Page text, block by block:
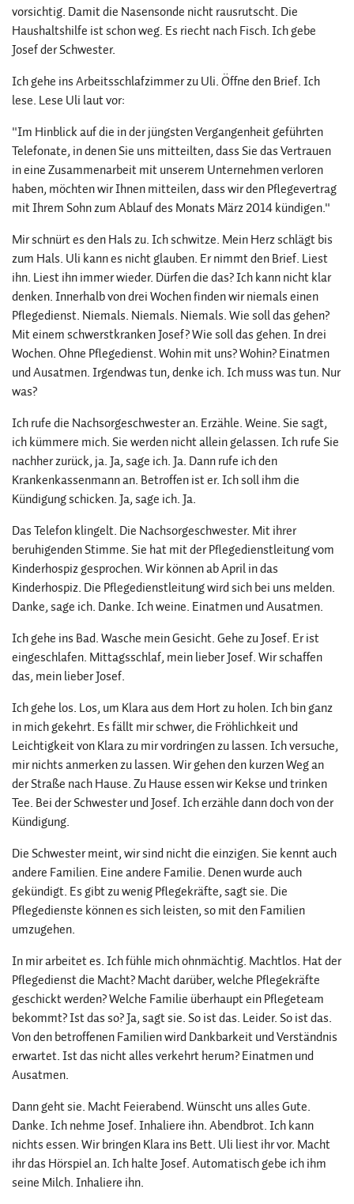
vorsichtig. Damit die Nasensonde nicht rausrutscht. Die
Haushaltshilfe ist schon weg. Es riecht nach Fisch. Ich gebe
Josef der Schwester.
Ich gehe ins Arbeitsschlafzimmer zu Uli. Öffne den Brief. Ich
lese. Lese Uli laut vor:
"Im Hinblick auf die in der jüngsten Vergangenheit geführten
Telefonate, in denen Sie uns mitteilten, dass Sie das Vertrauen
in eine Zusammenarbeit mit unserem Unternehmen verloren
haben, möchten wir Ihnen mitteilen, dass wir den Pflegevertrag
mit Ihrem Sohn zum Ablauf des Monats März 2014 kündigen."
Mir schnürt es den Hals zu. Ich schwitze. Mein Herz schlägt bis
zum Hals. Uli kann es nicht glauben. Er nimmt den Brief. Liest
ihn. Liest ihn immer wieder. Dürfen die das? Ich kann nicht klar
denken. Innerhalb von drei Wochen finden wir niemals einen
Pflegedienst. Niemals. Niemals. Niemals. Wie soll das gehen?
Mit einem schwerstkranken Josef? Wie soll das gehen. In drei
Wochen. Ohne Pflegedienst. Wohin mit uns? Wohin? Einatmen
und Ausatmen. Irgendwas tun, denke ich. Ich muss was tun. Nur
was?
Ich rufe die Nachsorgeschwester an. Erzähle. Weine. Sie sagt,
ich kümmere mich. Sie werden nicht allein gelassen. Ich rufe Sie
nachher zurück, ja. Ja, sage ich. Ja. Dann rufe ich den
Krankenkassenmann an. Betroffen ist er. Ich soll ihm die
Kündigung schicken. Ja, sage ich. Ja.
Das Telefon klingelt. Die Nachsorgeschwester. Mit ihrer
beruhigenden Stimme. Sie hat mit der Pflegedienstleitung vom
Kinderhospiz gesprochen. Wir können ab April in das
Kinderhospiz. Die Pflegedienstleitung wird sich bei uns melden.
Danke, sage ich. Danke. Ich weine. Einatmen und Ausatmen.
Ich gehe ins Bad. Wasche mein Gesicht. Gehe zu Josef. Er ist
eingeschlafen. Mittagsschlaf, mein lieber Josef. Wir schaffen
das, mein lieber Josef.
Ich gehe los. Los, um Klara aus dem Hort zu holen. Ich bin ganz
in mich gekehrt. Es fällt mir schwer, die Fröhlichkeit und
Leichtigkeit von Klara zu mir vordringen zu lassen. Ich versuche,
mir nichts anmerken zu lassen. Wir gehen den kurzen Weg an
der Straße nach Hause. Zu Hause essen wir Kekse und trinken
Tee. Bei der Schwester und Josef. Ich erzähle dann doch von der
Kündigung.
Die Schwester meint, wir sind nicht die einzigen. Sie kennt auch
andere Familien. Eine andere Familie. Denen wurde auch
gekündigt. Es gibt zu wenig Pflegekräfte, sagt sie. Die
Pflegedienste können es sich leisten, so mit den Familien
umzugehen.
In mir arbeitet es. Ich fühle mich ohnmächtig. Machtlos. Hat der
Pflegedienst die Macht? Macht darüber, welche Pflegekräfte
geschickt werden? Welche Familie überhaupt ein Pflegeteam
bekommt? Ist das so? Ja, sagt sie. So ist das. Leider. So ist das.
Von den betroffenen Familien wird Dankbarkeit und Verständnis
erwartet. Ist das nicht alles verkehrt herum? Einatmen und
Ausatmen.
Dann geht sie. Macht Feierabend. Wünscht uns alles Gute.
Danke. Ich nehme Josef. Inhaliere ihn. Abendbrot. Ich kann
nichts essen. Wir bringen Klara ins Bett. Uli liest ihr vor. Macht
ihr das Hörspiel an. Ich halte Josef. Automatisch gebe ich ihm
seine Milch. Inhaliere ihn.